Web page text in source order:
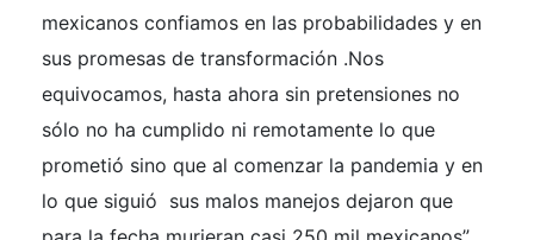
mexicanos confiamos en las probabilidades y en
sus promesas de transformación .Nos
equivocamos, hasta ahora sin pretensiones no
sólo no ha cumplido ni remotamente lo que
prometió sino que al comenzar la pandemia y en
lo que siguió sus malos manejos dejaron que